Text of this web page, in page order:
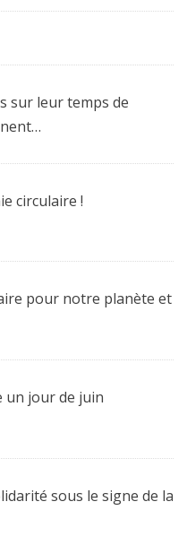
sur leur temps de
circulaire !
pour notre planète et
un jour de juin
sous le signe de la